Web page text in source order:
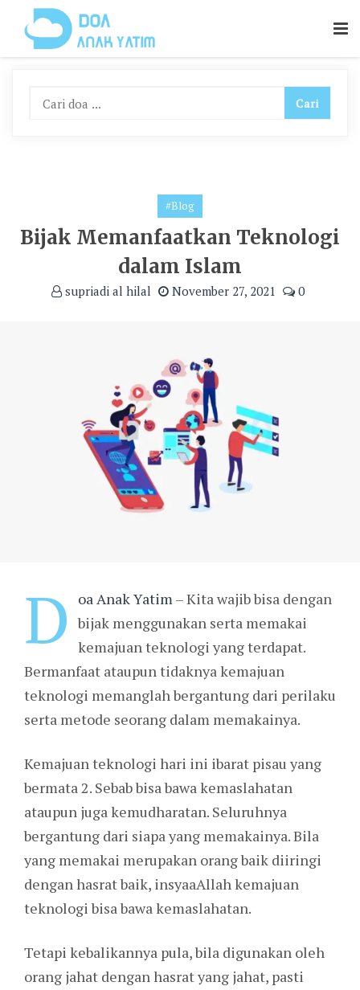
Content
#Blog
Bijak Memanfaatkan Teknologi
dalam Islam
supriadi al hilal November 27, 2021 0
D oa Anak Yatim– Kita wajib bisa dengan
bijak menggunakan serta memakai
kemajuan teknologi yang terdapat.
Bermanfaat ataupun tidaknya kemajuan
teknologi memanglah bergantung dari perilaku
serta metode seorang dalam memakainya.
Kemajuan teknologi hari ini ibarat pisau yang
bermata 2. Sebab bisa bawa kemaslahatan
ataupun juga kemudharatan. Seluruhnya
bergantung dari siapa yang memakainya. Bila
yang memakai merupakan orang baik diiringi
dengan hasrat baik, insyaaAllah kemajuan
teknologi bisa bawa kemaslahatan.
Tetapi kebalikannya pula, bila digunakan oleh
orang jahat dengan hasrat yang jahat, pasti